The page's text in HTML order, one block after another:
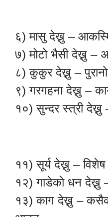
६) मासु देख्नु –
७) मोटो भैसी देख्नु –
८) कुकुर देख्नु –
९) गरगहना देख्नु –
१०) सुन्दर स्त्री
११) सूर्य देख्नु –
१२) गाडेको धन
१३) काग देख्नु –